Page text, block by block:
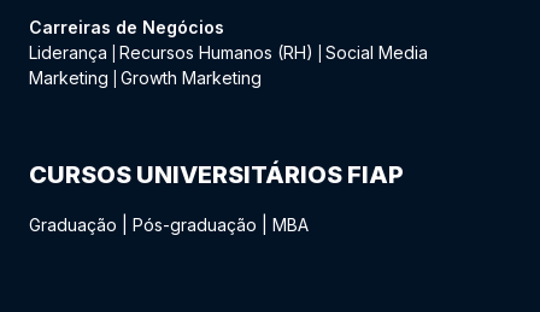
Carreiras de Negócios
Liderança
Recursos Humanos (RH)
Social Media
Marketing
Growth Marketing
CURSOS UNIVERSITÁRIOS FIAP
Graduação Pós-graduação MBA